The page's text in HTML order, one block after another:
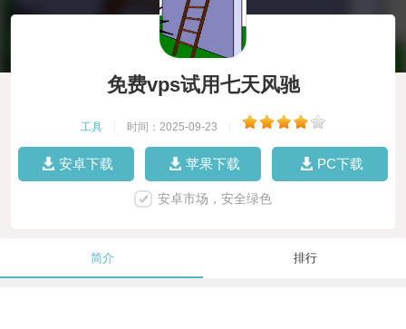
免费vps试用七天风驰
工具 时间：2025-09-23
安卓下载 苹果下载 PC下载
安卓市场，安全绿色
简介 排行